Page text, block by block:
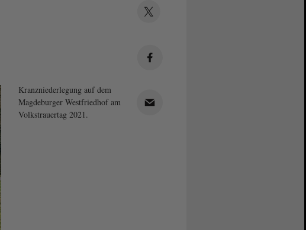
Kranzniederlegung auf dem
Magdeburger Westfriedhof am
Volkstrauertag 2021.